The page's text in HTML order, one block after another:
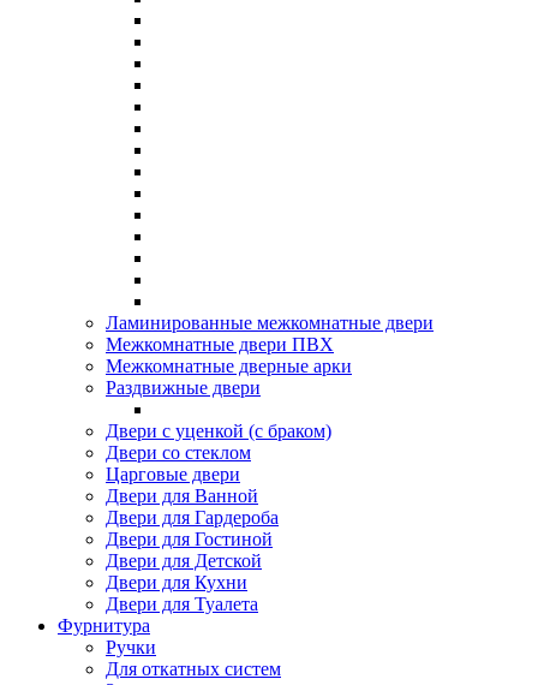
Ламинированные межкомнатные двери
Межкомнатные двери ПВХ
Межкомнатные дверные арки
Раздвижные двери
Двери с уценкой (с браком)
Двери со стеклом
Царговые двери
Двери для Ванной
Двери для Гардероба
Двери для Гостиной
Двери для Детской
Двери для Кухни
Двери для Туалета
Фурнитура
Ручки
Для откатных систем